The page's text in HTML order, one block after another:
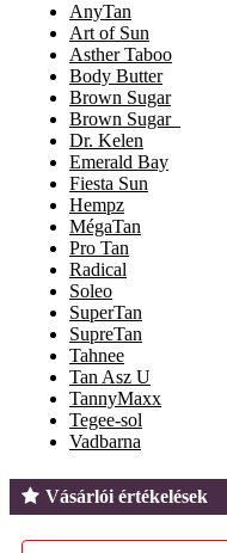
AnyTan
Art of Sun
Asther Taboo
Body Butter
Brown Sugar
Brown Sugar_
Dr. Kelen
Emerald Bay
Fiesta Sun
Hempz
MégaTan
Pro Tan
Radical
Soleo
SuperTan
SupreTan
Tahnee
Tan Asz U
TannyMaxx
Tegee-sol
Vadbarna
Vásárlói értékelések